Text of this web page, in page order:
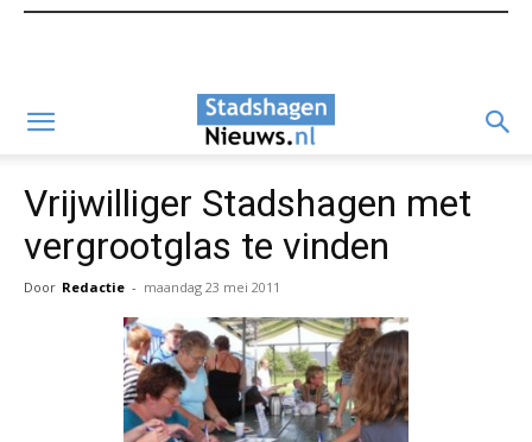
Vrijwilliger Stadshagen met
vergrootglas te vinden
Door Redactie - maandag 23 mei 2011